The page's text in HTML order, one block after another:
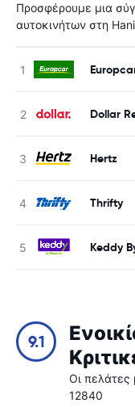
Προσφέρουμε μια
αυτοκινήτων στη
Dollar
Hertz
Thrifty
Keddy
9.1
Οι
12840